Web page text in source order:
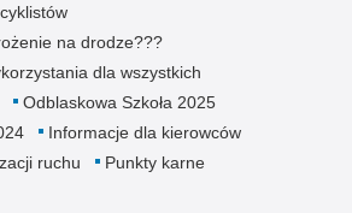
na drodze???
dla wszystkich
Odblaskowa Szkoła 2025
Informacje dla kierowców
ruchu
Punkty karne